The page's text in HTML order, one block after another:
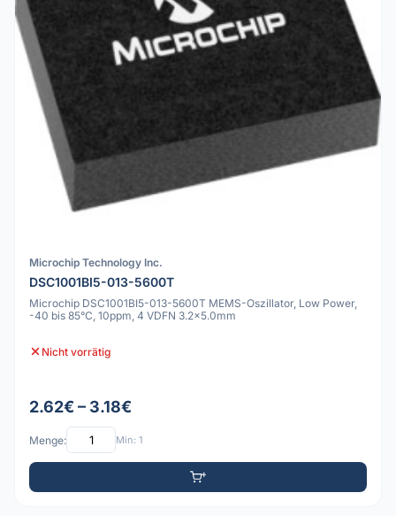
Microchip Technology Inc.
DSC1001BI5-013-5600T
Microchip DSC1001BI5-013-5600T MEMS-Oszillator, Low Power,
-40 bis 85°C, 10ppm, 4 VDFN 3.2x5.0mm
Nicht vorrätig
2.62€ – 3.18€
Menge: Min: 1